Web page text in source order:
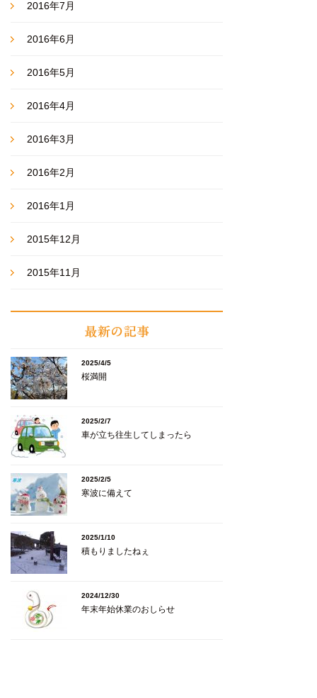
2016年7月
2016年6月
2016年5月
2016年4月
2016年3月
2016年2月
2016年1月
2015年12月
2015年11月
2025/4/5
桜満開
2025/2/7
車が立ち往生してしまったら
2025/2/5
寒波に備えて
2025/1/10
積もりましたねぇ
2024/12/30
年末年始休業のおしらせ